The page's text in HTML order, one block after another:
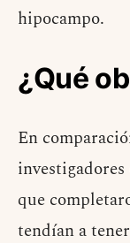
hipocampo.
¿Qué
En
que
tendían a